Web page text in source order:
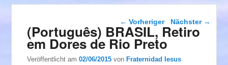
Beitragsnavigation
← Vorheriger Nächster →
(Português) BRASIL, Retiro
em Dores de Rio Preto
Veröffentlicht am02/06/2015 vonFraternidad Iesus